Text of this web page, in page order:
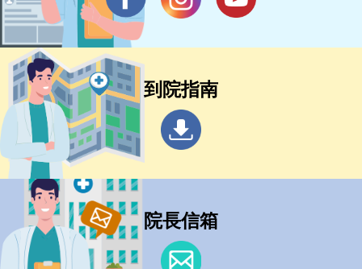
到院指南
院長信箱